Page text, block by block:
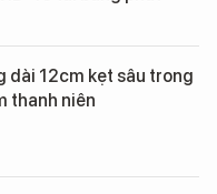
dài 12cm kẹt sâu trong
thanh niên